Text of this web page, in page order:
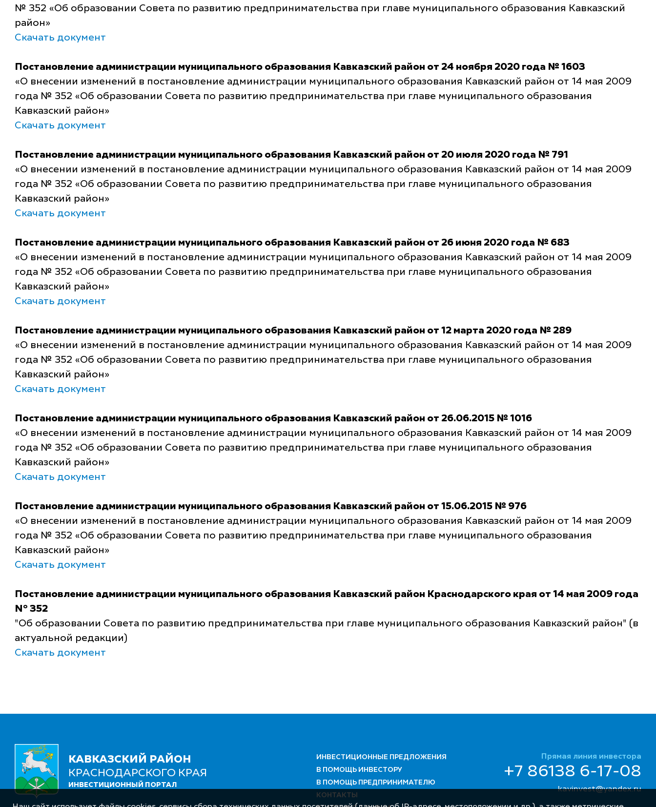
№ 352 «Об образовании Совета по развитию предпринимательства при главе муниципального образования Кавказский
район»
Скачать документ
Постановление администрации муниципального образования Кавказский район от 24 ноября 2020 года № 1603
«О внесении изменений в постановление администрации муниципального образования Кавказский район от 14 мая 2009
года № 352 «Об образовании Совета по развитию предпринимательства при главе муниципального образования
Кавказский район»
Скачать документ
Постановление администрации муниципального образования Кавказский район от 20 июля 2020 года № 791
«О внесении изменений в постановление администрации муниципального образования Кавказский район от 14 мая 2009
года № 352 «Об образовании Совета по развитию предпринимательства при главе муниципального образования
Кавказский район»
Скачать документ
Постановление администрации муниципального образования Кавказский район от 26 июня 2020 года № 683
«О внесении изменений в постановление администрации муниципального образования Кавказский район от 14 мая 2009
года № 352 «Об образовании Совета по развитию предпринимательства при главе муниципального образования
Кавказский район»
Скачать документ
Постановление администрации муниципального образования Кавказский район от 12 марта 2020 года № 289
«О внесении изменений в постановление администрации муниципального образования Кавказский район от 14 мая 2009
года № 352 «Об образовании Совета по развитию предпринимательства при главе муниципального образования
Кавказский район»
Скачать документ
Постановление администрации муниципального образования Кавказский район от 26.06.2015 № 1016
«О внесении изменений в постановление администрации муниципального образования Кавказский район от 14 мая 2009
года № 352 «Об образовании Совета по развитию предпринимательства при главе муниципального образования
Кавказский район»
Скачать документ
Постановление администрации муниципального образования Кавказский район от 15.06.2015 № 976
«О внесении изменений в постановление администрации муниципального образования Кавказский район от 14 мая 2009
года № 352 «Об образовании Совета по развитию предпринимательства при главе муниципального образования
Кавказский район»
Скачать документ
Постановление администрации муниципального образования Кавказский район Краснодарского края от 14 мая 2009 года
N° 352
"Об образовании Совета по развитию предпринимательства при главе муниципального образования Кавказский район" (в
актуальной редакции)
Скачать документ
КАВКАЗСКИЙ РАЙОН
КРАСНОДАРСКОГО КРАЯ
ИНВЕСТИЦИОННЫЙ ПОРТАЛ
ИНВЕСТИЦИОННЫЕ ПРЕДЛОЖЕНИЯ
В ПОМОЩЬ ИНВЕСТОРУ
В ПОМОЩЬ ПРЕДПРИНИМАТЕЛЮ
КОНТАКТЫ
Прямая линия инвестора
+7 86138 6-17-08
kavinvest@yandex.ru